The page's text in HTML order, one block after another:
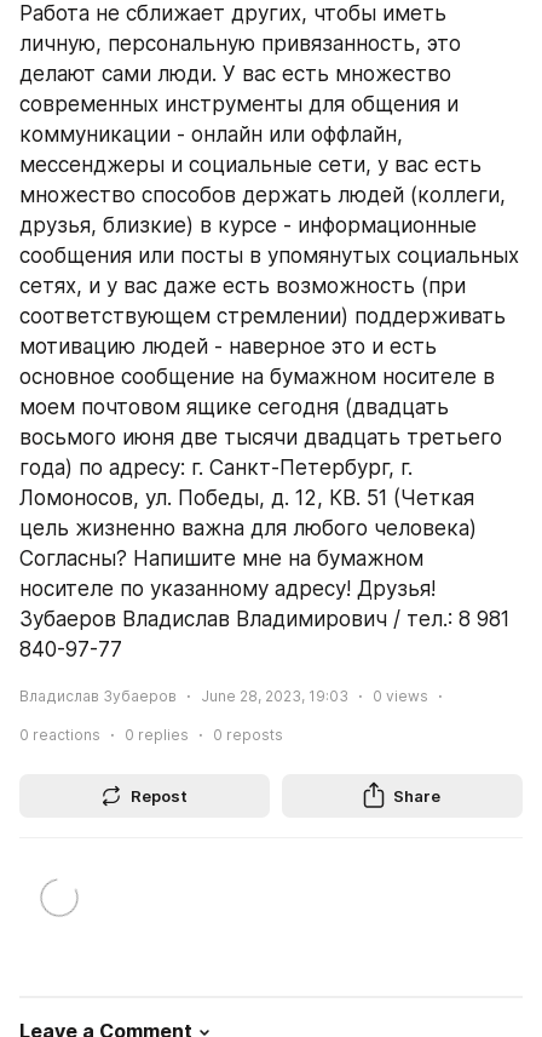
Работа не сближает других, чтобы иметь
личную, персональную привязанность, это
делают сами люди. У вас есть множество
современных инструменты для общения и
коммуникации - онлайн или оффлайн,
мессенджеры и социальные сети, у вас есть
множество способов держать людей (коллеги,
друзья, близкие) в курсе - информационные
сообщения или посты в упомянутых социальных
сетях, и у вас даже есть возможность (при
соответствующем стремлении) поддерживать
мотивацию людей - наверное это и есть
основное сообщение на бумажном носителе в
моем почтовом ящике сегодня (двадцать
восьмого июня две тысячи двадцать третьего
года) по адресу: г. Санкт-Петербург, г.
Ломоносов, ул. Победы, д. 12, КВ. 51 (Четкая
цель жизненно важна для любого человека)
Согласны? Напишите мне на бумажном
носителе по указанному адресу! Друзья!
Зубаеров Владислав Владимирович / тел.: 8 981
840-97-77
Владислав Зубаеров June 28, 2023, 19:03 0 views
0 reactions 0 replies 0 reposts
Repost Share
Leave a Comment